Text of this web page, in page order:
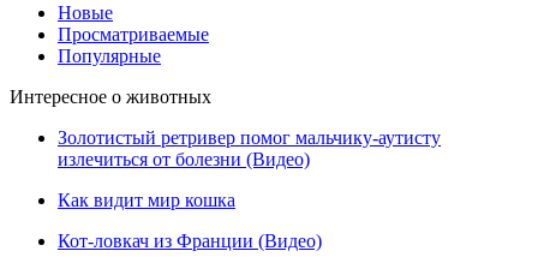
Новые
Просматриваемые
Популярные
Интересное о животных
Золотистый ретривер помог мальчику-аутисту
излечиться от болезни (Видео)
Как видит мир кошка
Кот-ловкач из Франции (Видео)